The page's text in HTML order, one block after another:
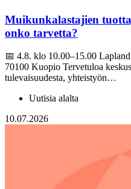
Muikunkalastajien
onko tarvetta?
📅 4.8. klo 10.00–15.00
70100 Kuopio Tervetuloa
tulevaisuudesta, yhteistyön…
Uutisia alalta
10.07.2026